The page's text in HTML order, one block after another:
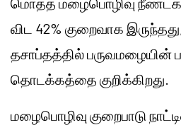
விட 42% குறைவாக
தசாப்தத்தில்
தொடக்கத்தை குறிக்கிறது.
மழைபொழிவு குறைபாடு